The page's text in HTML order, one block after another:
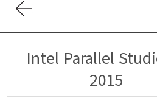
2015